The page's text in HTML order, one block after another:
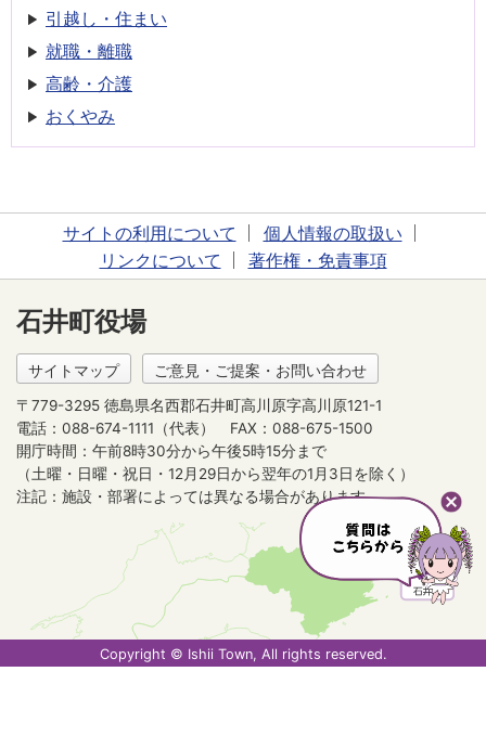
引越し・住まい
就職・離職
高齢・介護
おくやみ
サイトの利用について
個人情報の取扱い
リンクについて
著作権・免責事項
石井町役場
サイトマップ ご意見・ご提案・お問い合わせ
〒779-3295 徳島県名西郡石井町高川原字高川原121-1
電話：088-674-1111（代表）
FAX：088-675-1500
開庁時間：午前8時30分から午後5時15分まで
（土曜・日曜・祝日・12月29日から翌年の1月3日を除く）
注記：施設・部署によっては異なる場合があります。
Copyright © Ishii Town, All rights reserved.